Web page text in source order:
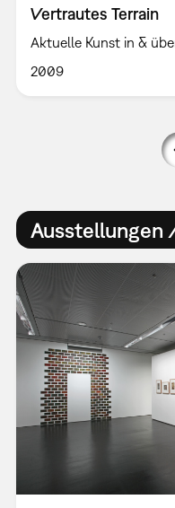
Vertrautes Terrain
Aktuelle Kunst in &
2009
Ausstellungen